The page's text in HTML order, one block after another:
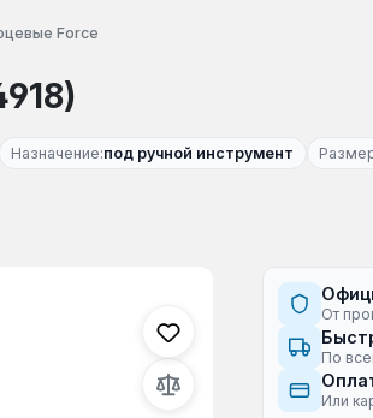
Force
Назначение:под ручной инструмент
От
По
Или